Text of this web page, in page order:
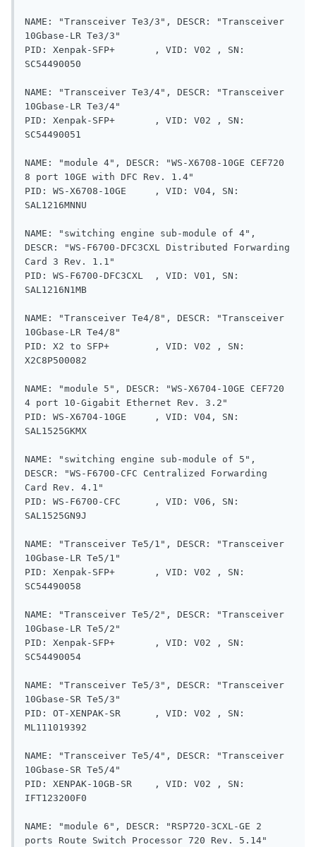
NAME: "Transceiver Te3/3", DESCR: "Transceiver
10Gbase-LR Te3/3"
PID: Xenpak-SFP+       , VID: V02 , SN:
SC54490050
NAME: "Transceiver Te3/4", DESCR: "Transceiver
10Gbase-LR Te3/4"
PID: Xenpak-SFP+       , VID: V02 , SN:
SC54490051
NAME: "module 4", DESCR: "WS-X6708-10GE CEF720
8 port 10GE with DFC Rev. 1.4"
PID: WS-X6708-10GE     , VID: V04, SN:
SAL1216MNNU
NAME: "switching engine sub-module of 4",
DESCR: "WS-F6700-DFC3CXL Distributed Forwarding
Card 3 Rev. 1.1"
PID: WS-F6700-DFC3CXL  , VID: V01, SN:
SAL1216N1MB
NAME: "Transceiver Te4/8", DESCR: "Transceiver
10Gbase-LR Te4/8"
PID: X2 to SFP+        , VID: V02 , SN:
X2C8P500082
NAME: "module 5", DESCR: "WS-X6704-10GE CEF720
4 port 10-Gigabit Ethernet Rev. 3.2"
PID: WS-X6704-10GE     , VID: V04, SN:
SAL1525GKMX
NAME: "switching engine sub-module of 5",
DESCR: "WS-F6700-CFC Centralized Forwarding
Card Rev. 4.1"
PID: WS-F6700-CFC      , VID: V06, SN:
SAL1525GN9J
NAME: "Transceiver Te5/1", DESCR: "Transceiver
10Gbase-LR Te5/1"
PID: Xenpak-SFP+       , VID: V02 , SN:
SC54490058
NAME: "Transceiver Te5/2", DESCR: "Transceiver
10Gbase-LR Te5/2"
PID: Xenpak-SFP+       , VID: V02 , SN:
SC54490054
NAME: "Transceiver Te5/3", DESCR: "Transceiver
10Gbase-SR Te5/3"
PID: OT-XENPAK-SR      , VID: V02 , SN:
ML111019392
NAME: "Transceiver Te5/4", DESCR: "Transceiver
10Gbase-SR Te5/4"
PID: XENPAK-10GB-SR    , VID: V02 , SN:
IFT123200F0
NAME: "module 6", DESCR: "RSP720-3CXL-GE 2
ports Route Switch Processor 720 Rev. 5.14"